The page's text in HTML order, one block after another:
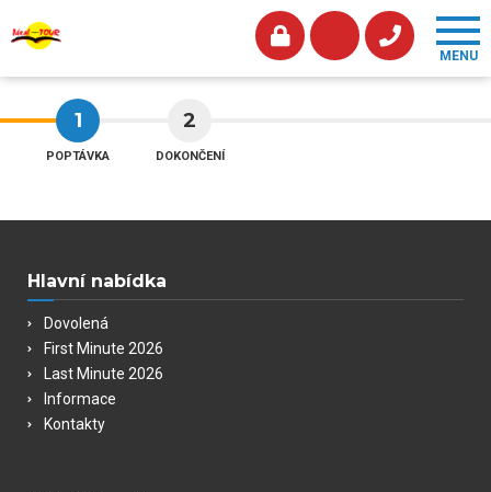
1
POPTÁVKA
2
DOKONČENÍ
Hlavní nabídka
Dovolená
First Minute 2026
Last Minute 2026
Informace
Kontakty